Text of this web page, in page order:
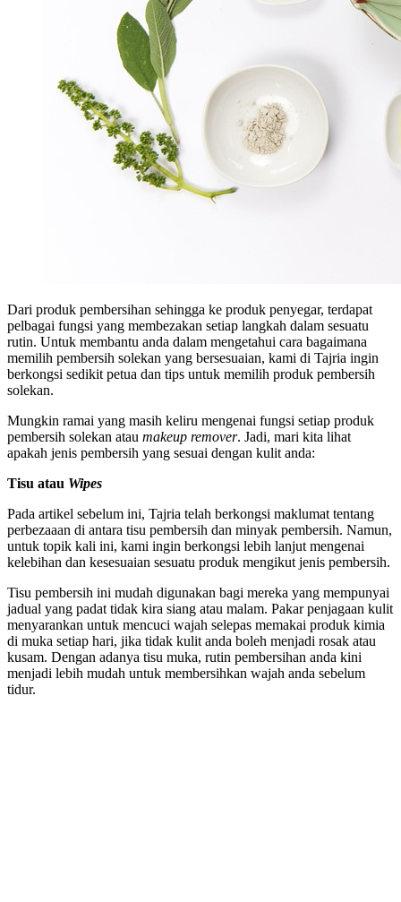
Dari produk pembersihan sehingga ke produk penyegar, terdapat
pelbagai fungsi yang membezakan setiap langkah dalam sesuatu
rutin. Untuk membantu anda dalam mengetahui cara bagaimana
memilih pembersih solekan yang bersesuaian, kami di Tajria ingin
berkongsi sedikit petua dan tips untuk memilih produk pembersih
solekan.
Mungkin ramai yang masih keliru mengenai fungsi setiap produk
pembersih solekan atau makeup remover. Jadi, mari kita lihat
apakah jenis pembersih yang sesuai dengan kulit anda:
Tisu atau Wipes
Pada artikel sebelum ini, Tajria telah berkongsi maklumat tentang
perbezaaan di antara tisu pembersih dan minyak pembersih. Namun,
untuk topik kali ini, kami ingin berkongsi lebih lanjut mengenai
kelebihan dan kesesuaian sesuatu produk mengikut jenis pembersih.
Tisu pembersih ini mudah digunakan bagi mereka yang mempunyai
jadual yang padat tidak kira siang atau malam. Pakar penjagaan kulit
menyarankan untuk mencuci wajah selepas memakai produk kimia
di muka setiap hari, jika tidak kulit anda boleh menjadi rosak atau
kusam. Dengan adanya tisu muka, rutin pembersihan anda kini
menjadi lebih mudah untuk membersihkan wajah anda sebelum
tidur.